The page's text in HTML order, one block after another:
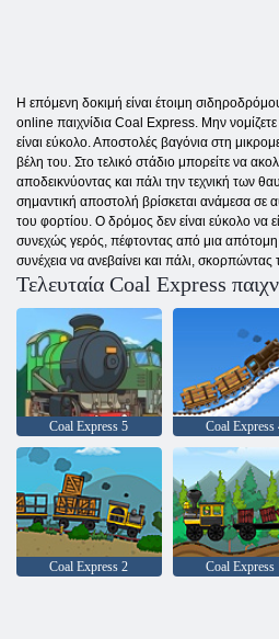
Η επόμενη δοκιμή είναι έτοιμη
online παιχνίδια Coal Express. Μην νομίζετε
είναι εύκολο. Αποστολές βαγόνια στη
βέλη του. Στο τελικό στάδιο μπορείτε να
αποδεικνύοντας και πάλι την τεχνική των
σημαντική αποστολή βρίσκεται ανάμεσα σε
του φορτίου. Ο δρόμος δεν είναι εύκολο να
συνεχώς γερός, πέφτοντας από μια
συνέχεια να ανεβαίνει και πάλι,
Τελευταία Coal Express
Coal Express 5 Coal Express
Coal Express 2 Coal Express